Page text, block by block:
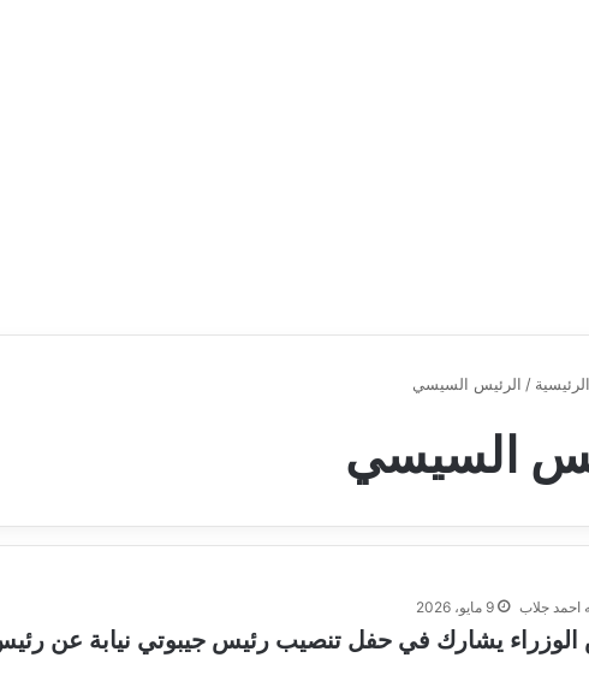
الرئيسية / الرئيس السيسي
السيسي
احمد جلاب 9 مايو، 2026
يشارك في حفل تنصيب رئيس جيبوتي نيابة عن